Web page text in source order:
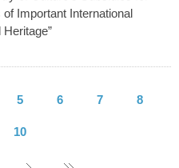
Important International
5 6 7 8
10